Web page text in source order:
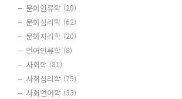
문화인류학 (28)
문화심리학 (62)
문화지리학 (20)
언어인류학 (8)
사회학 (81)
사회심리학 (75)
사회언어학 (33)